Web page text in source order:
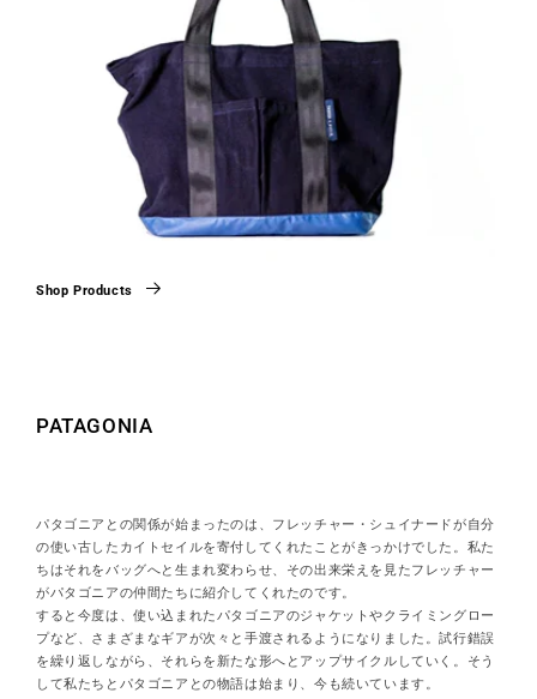
Shop Products
PATAGONIA
パタゴニアとの関係が始まったのは、フレッチャー・シュイナードが自分
の使い古したカイトセイルを寄付してくれたことがきっかけでした。私た
ちはそれをバッグへと生まれ変わらせ、その出来栄えを見たフレッチャー
がパタゴニアの仲間たちに紹介してくれたのです。
すると今度は、使い込まれたパタゴニアのジャケットやクライミングロー
プなど、さまざまなギアが次々と手渡されるようになりました。試行錯誤
を繰り返しながら、それらを新たな形へとアップサイクルしていく。そう
して私たちとパタゴニアとの物語は始まり、今も続いています。